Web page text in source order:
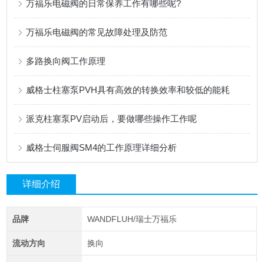
万福乐电磁阀的日常保养工作有哪些呢?
万福乐电磁阀的常见故障处理及防范
多路换向阀工作原理
威格士柱塞泵PVH具有高效的转换效率和较低的能耗
派克柱塞泵PV启动后，要做哪些操作工作呢
威格士伺服阀SM4的工作原理详细分析
详细介绍
品牌 WANDFLUH/瑞士万福乐
流动方向 换向